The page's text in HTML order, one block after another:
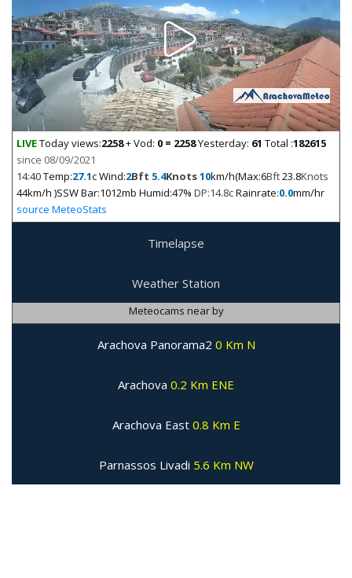
LIVEToday views:2258+ Vod: 0 = 2258Yesterday: 61 Total :182615
since 08/09/2021
14:40Temp:27.1c Wind:2Bft 5.4Knots10km/h(Max:6Bft23.8Knots
44km/h )SSW Bar:1012mb Humid:47% DP:14.8cRainrate:0.0mm/hr
source MeteoStats
Timelapse
Weather Station
Meteocams near by
Arachova Panorama2 0 Km N
Arachova 0.2 Km ENE
Arachova East 0.8 Km E
Parnassos Livadi 5.6 Km NW